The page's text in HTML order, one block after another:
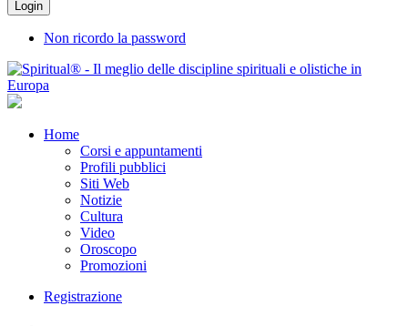
Non ricordo la password
Home
Corsi e appuntamenti
Profili pubblici
Siti Web
Notizie
Cultura
Video
Oroscopo
Promozioni
Registrazione